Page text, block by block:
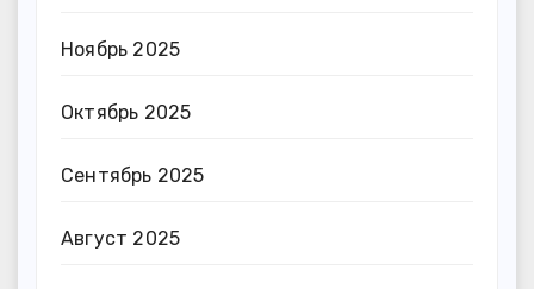
Ноябрь 2025
Октябрь 2025
Сентябрь 2025
Август 2025